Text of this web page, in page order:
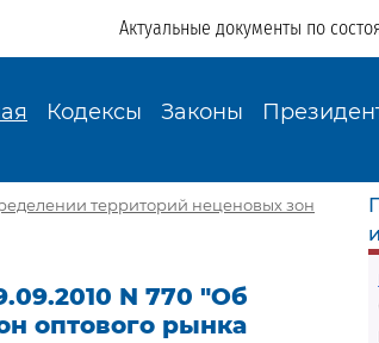
Актуальные документы по
Кодексы Законы
территорий неценовых зон
N 770 "Об
оптового рынка